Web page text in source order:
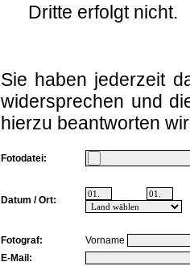
Dritte erfolgt nicht.
Sie haben jederzeit
widersprechen und
hierzu beantworten
Fotodatei:
Datum / Ort:
Fotograf:
Vorname
E-Mail: